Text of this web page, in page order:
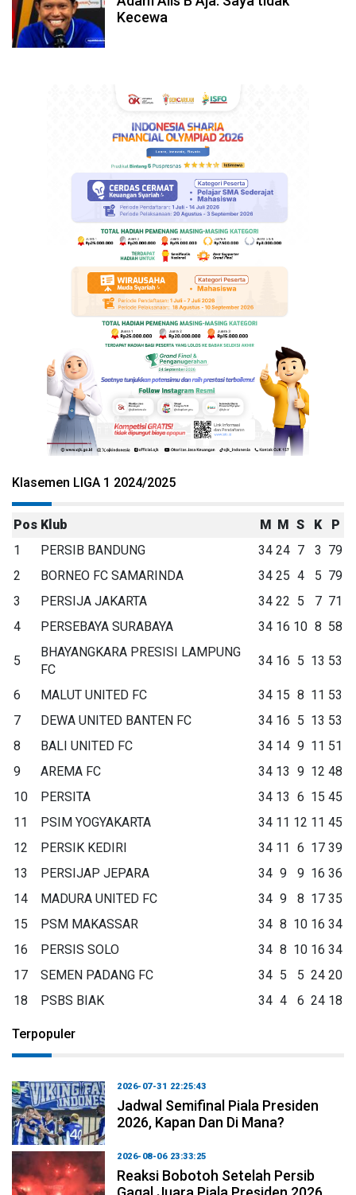
Kecewa
Klasemen LIGA 1 2024/2025
Pos Klub M M S K
P
1
PERSIB BANDUNG 34 24 7 3 79
2
BORNEO FC SAMARINDA 34 25 4 5 79
3
PERSIJA JAKARTA 34 22 5 7 71
4
PERSEBAYA SURABAYA 34 16 10 8 58
5
BHAYANGKARA PRESISI LAMPUNG
FC
34 16 5 13 53
6 MALUT UNITED FC 34 15 8 11 53
7
DEWA UNITED BANTEN FC 34 16 5 13 53
8
BALI UNITED FC 34 14 9 11 51
9
AREMA FC 34 13 9 12 48
10
PERSITA 34 13 6 15 45
11
PSIM YOGYAKARTA 34 11 12 11 45
12
PERSIK KEDIRI 34 11 6 17 39
13
PERSIJAP JEPARA 34 9 9 16 36
14
MADURA UNITED FC 34 9 8 17 35
15
PSM MAKASSAR 34 8 10 16 34
16
PERSIS SOLO 34 8 10 16 34
17
SEMEN PADANG FC 34 5 5 24 20
18
PSBS BIAK 34 4 6 24 18
Terpopuler
2026-07-31 22:25:43
Jadwal Semifinal Piala Presiden
2026, Kapan Dan Di Mana?
2026-08-06 23:33:25
Reaksi Bobotoh Setelah Persib